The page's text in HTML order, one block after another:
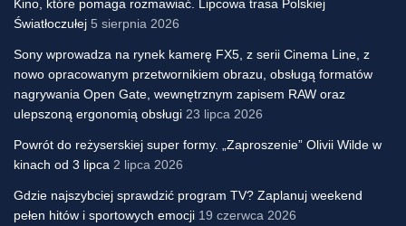
Kino, które pomaga rozmawiać. Lipcowa trasa Polskiej
Światłoczułej 5 sierpnia 2026
Sony wprowadza na rynek kamerę FX5, z serii Cinema Line, z
nowo opracowanym przetwornikiem obrazu, obsługą formatów
nagrywania Open Gate, wewnętrznym zapisem RAW oraz
ulepszoną ergonomią obsługi 23 lipca 2026
Powrót do reżyserskiej super formy. „Zaproszenie” Olivii Wilde w
kinach od 3 lipca 2 lipca 2026
Gdzie najszybciej sprawdzić program TV? Zaplanuj weekend
pełen hitów i sportowych emocji 19 czerwca 2026